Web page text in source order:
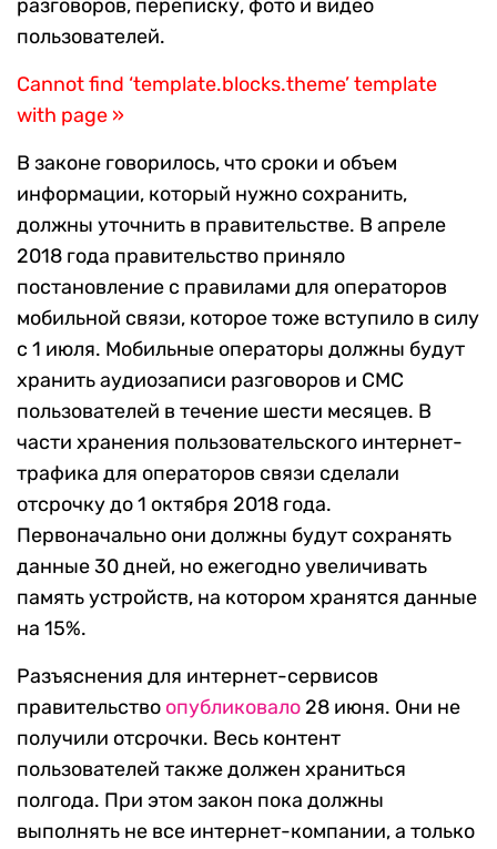
разговоров, переписку, фото и видео
пользователей.
Cannot find ‘template.blocks.theme’ template
with page »
В законе говорилось, что сроки и объем
информации, который нужно сохранить,
должны уточнить в правительстве. В апреле
2018 года правительство приняло
постановление с правилами для операторов
мобильной связи, которое тоже вступило в силу
с 1 июля. Мобильные операторы должны будут
хранить аудиозаписи разговоров и СМС
пользователей в течение шести месяцев. В
части хранения пользовательского интернет-
трафика для операторов связи сделали
отсрочку до 1 октября 2018 года.
Первоначально они должны будут сохранять
данные 30 дней, но ежегодно увеличивать
память устройств, на котором хранятся данные
на 15%.
Разъяснения для интернет-сервисов
правительство опубликовало28 июня. Они не
получили отсрочки. Весь контент
пользователей также должен храниться
полгода. При этом закон пока должны
выполнять не все интернет-компании, а только